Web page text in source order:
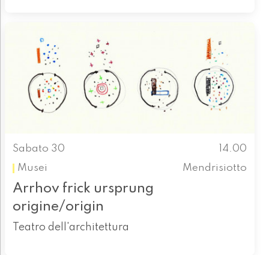
Sabato 30
14.00
Musei
Mendrisiotto
Arrhov frick ursprung
origine/origin
Teatro dell'architettura